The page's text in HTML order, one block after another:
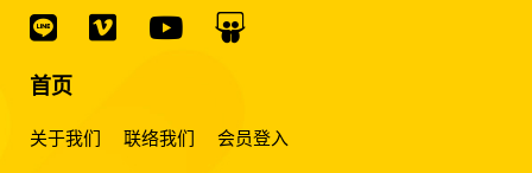
首页
关于我们 联络我们 会员登入